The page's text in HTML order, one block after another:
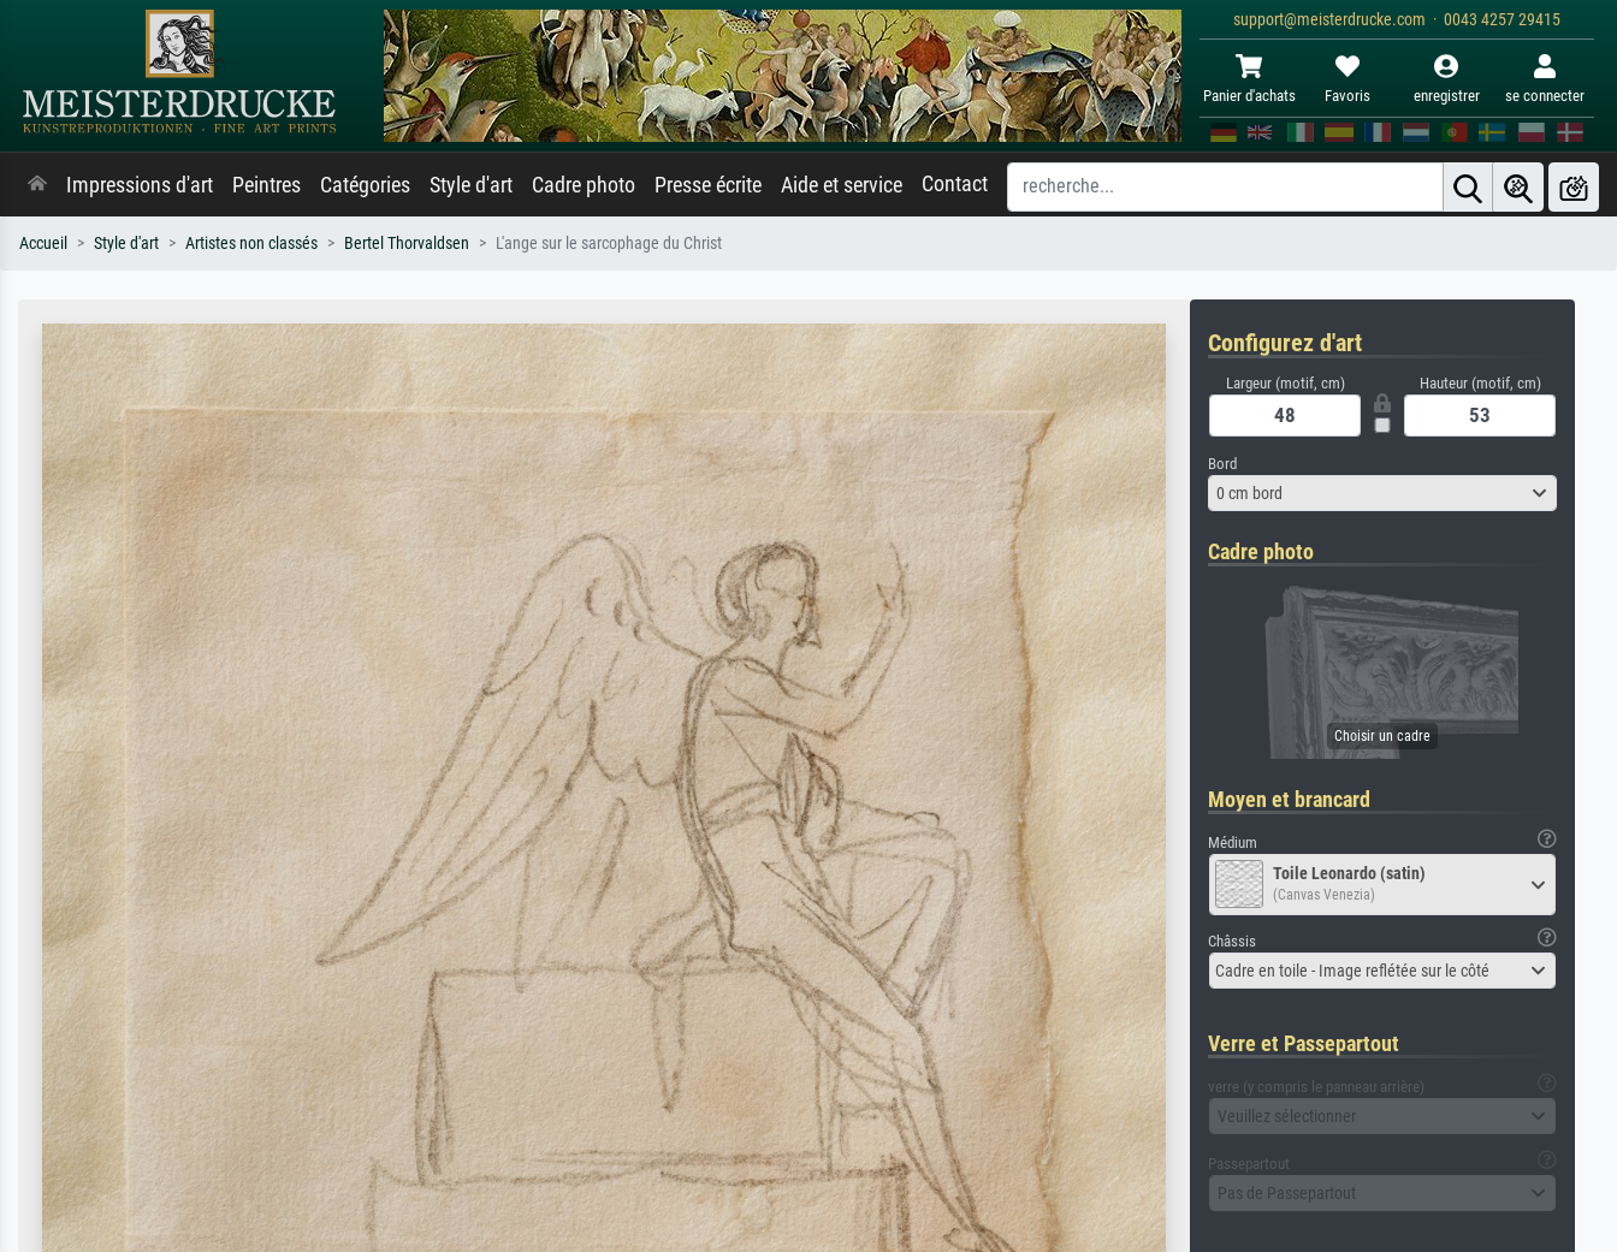
support@meisterdrucke.com · 0043 4257 29415
Panier d'achats Favoris enregistrer se connecter
Impressions d'art Peintres Catégories Style d'art Cadre photo Presse écrite Aide et service Contact
Accueil Style d'art Artistes non classés Bertel Thorvaldsen L'ange sur le sarcophage du Christ
Configurez d'art
Largeur (motif, cm) Hauteur (motif, cm)
Bord
0 cm bord
Cadre photo
Moyen et brancard
Médium
Toile Leonardo (satin)
(Canvas Venezia)
Châssis
Cadre en toile - Image reflétée sur le côté
Verre et Passepartout
verre (y compris le panneau arrière)
Veuillez sélectionner
Passepartout
Pas de Passepartout